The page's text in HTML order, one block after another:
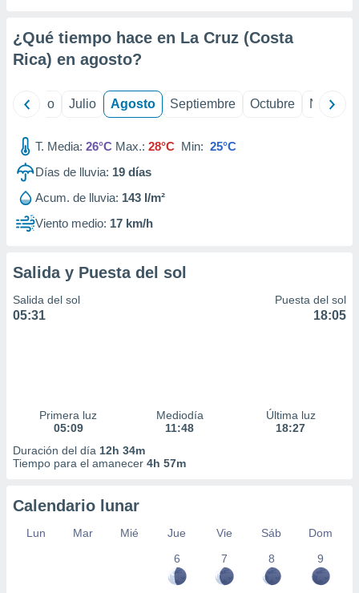
e
mediante
publicidad
publicidad
de
1199
¿Qué tiempo hace en La Cruz (Costa
Rica) en agosto?
Junio Julio Agosto Septiembre Octubre
T. Media: 26°C Max.: 28°C Min: 25°C
Días de lluvia: 19 días
Acum. de lluvia: 143 l/m²
Viento medio: 17 km/h
Salida y Puesta del sol
Salida del sol
05:31
Puesta del sol
18:05
Primera luz
05:09
Mediodía
11:48
Última luz
18:27
Duración del día 12h 34m
Tiempo para el amanecer 4h 57m
Calendario lunar
Lun Mar Mié Jue Vie Sáb
Dom
6
7 8 9